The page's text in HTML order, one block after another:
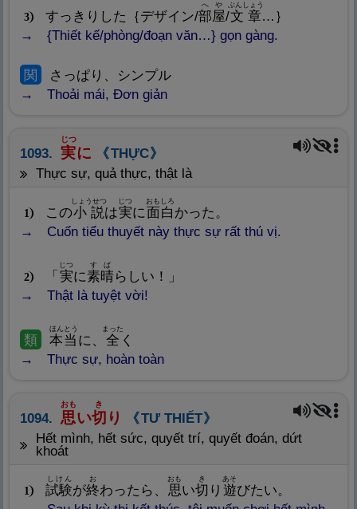
3 すっきりした｛デザイン/部屋
へや
/文章
ぶんしょう
…｝
{Thiết kế/phòng/đoạn văn…} gọn gàng.
関
さっぱり、シンプル
Thoải mái, Đơn giản
1093. 実
じつ
に
THỰC
Thực sự, quả thực, thật là
1 この小説
しょうせつ
は実
じつ
に面白
おもしろ
かった。
Cuốn tiểu thuyết này thực sự rất thú vị.
2 「 実
じつ
に素晴
すば
らしい！」
Thật là tuyệt vời!
類 本当
ほんとう
に、 全
まった
く
Thực sự, hoàn toàn
1094. 思
おも
い切
き
り
TƯ THIẾT
hết mình, hết sức, quyết trí, quyết đoán, dứt
khoát
1 試験
しけん
が終
お
わったら、 思
おも
い切
き
り 遊
あそ
びたい。